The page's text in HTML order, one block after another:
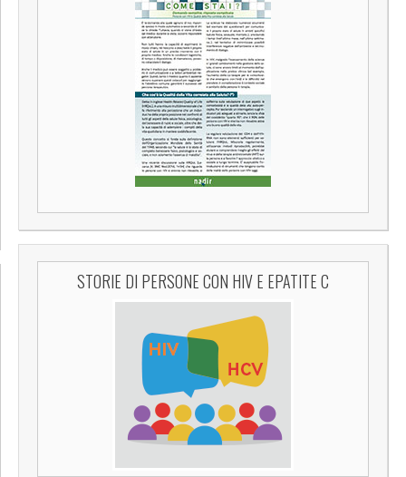
STORIE DI PERSONE CON HIV E EPATITE C